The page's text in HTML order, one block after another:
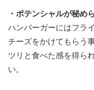
・ポテンシャルが秘め
ハンバーガーにはフラ
チーズをかけてもらう
ツリと食べた感を得ら
い。